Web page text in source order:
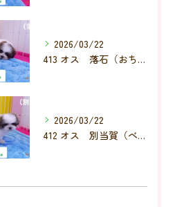
2026/03/22
413 オス 落石（おちいし）
2026/03/22
412 オス 別当賀（べっとが）